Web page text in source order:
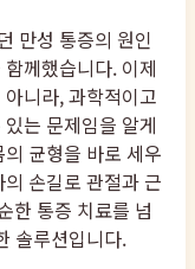
만성 통증의 원인
께했습니다. 이제
니라, 과학적이고
는 문제임을 알게
균형을 바로 세우
손길로 관절과 근
한 통증 치료를 넘
솔루션입니다.